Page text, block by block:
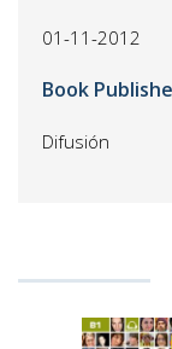
01-11-2012
Book
Difusión